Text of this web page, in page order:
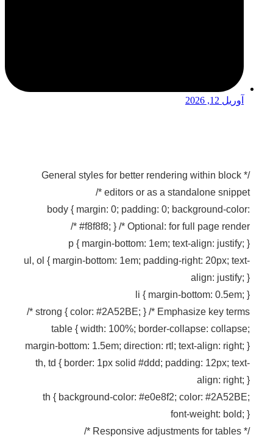
آوریل 12, 2026
/* General styles for better rendering within block
editors or as a standalone snippet */
body { margin: 0; padding: 0; background-color:
#f8f8f8; } /* Optional: for full page render */
p { margin-bottom: 1em; text-align: justify; }
ul, ol { margin-bottom: 1em; padding-right: 20px; text-
align: justify; }
li { margin-bottom: 0.5em; }
strong { color: #2A52BE; } /* Emphasize key terms */
table { width: 100%; border-collapse: collapse;
margin-bottom: 1.5em; direction: rtl; text-align: right; }
th, td { border: 1px solid #ddd; padding: 12px; text-
align: right; }
th { background-color: #e0e8f2; color: #2A52BE;
font-weight: bold; }
/* Responsive adjustments for tables */